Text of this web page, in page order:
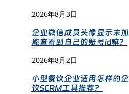
2026年8月3日
企业微信成员头像显示未
能查看到自己的账号id嘛？
2026年8月2日
小型餐饮企业适用怎样的
饮SCRM工具推荐？